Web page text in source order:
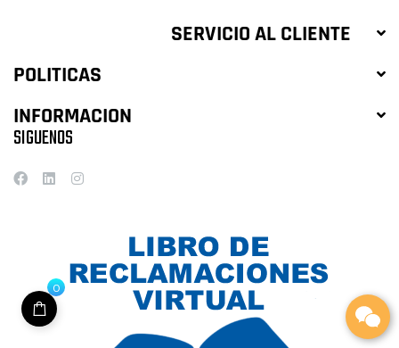
SERVICIO AL CLIENTE
POLITICAS
INFORMACION
SIGUENOS
0